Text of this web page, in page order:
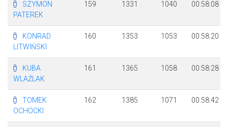
SZYMON
PATEREK
159 1331 1040 00:58:08
KONRAD
LITWIŃSKI
160 1353 1053 00:58:20
KUBA
WLAŹLAK
161 1365 1058 00:58:28
TOMEK
OCHOCKI
162 1385 1071 00:58:42